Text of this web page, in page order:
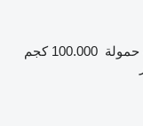
حمولة 100.000 كجم